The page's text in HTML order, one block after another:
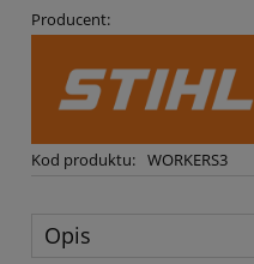
Producent:
Kod produktu: WORKERS3
Opis